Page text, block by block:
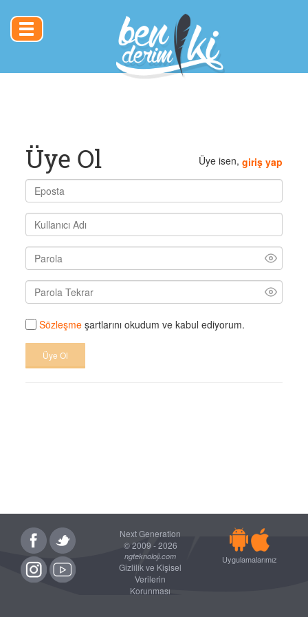
Toggle
navigation
Üye isen, giriş yap
Üye Ol
Sözleşme şartlarını okudum ve kabul ediyorum.
Üye Ol
Next Generation
© 2009 - 2026
ngteknoloji.com
Gizlilik ve Kişisel
Verilerin
Korunması
Uygulamalarımız